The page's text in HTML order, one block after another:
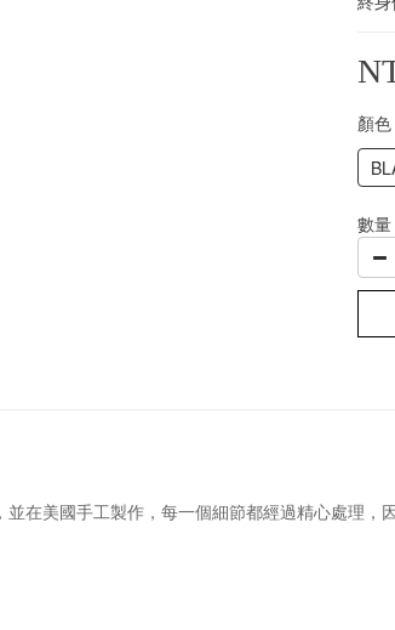
顏色
數量
在美國手工製作，每一個細節都經過精心處理，